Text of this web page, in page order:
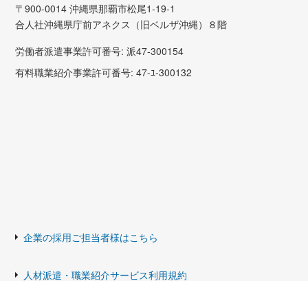
〒900-0014 沖縄県那覇市松尾1-19-1
合人社沖縄県庁前アネクス（旧ベルザ沖縄）８階
労働者派遣事業許可番号: 派47-300154
有料職業紹介事業許可番号: 47-ﾕ-300132
企業の採用ご担当者様はこちら
人材派遣・職業紹介サービス利用規約